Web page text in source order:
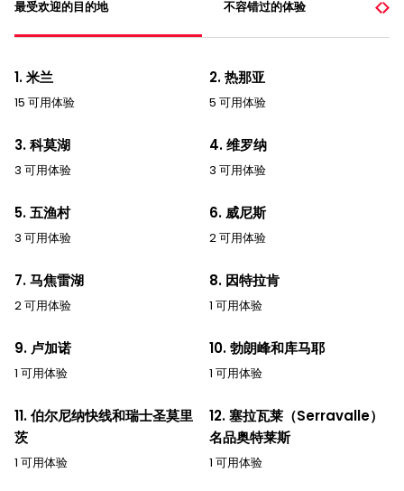
最受欢迎的目的地 不容错过的体验
1. 米兰
15 可用体验
2. 热那亚
5 可用体验
3. 科莫湖
3 可用体验
4. 维罗纳
3 可用体验
5. 五渔村
3 可用体验
6. 威尼斯
2 可用体验
7. 马焦雷湖
2 可用体验
8. 因特拉肯
1 可用体验
9. 卢加诺
1 可用体验
10. 勃朗峰和库马耶
1 可用体验
11. 伯尔尼纳快线和瑞士圣莫里
茨
1 可用体验
12. 塞拉瓦莱（Serravalle）
名品奥特莱斯
1 可用体验